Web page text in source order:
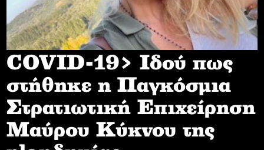
COVID-19> Iδού πως
στήθηκε η Παγκόσμια
Στρατιωτική Επιχείρηση
Mαύρου Κύκνου της